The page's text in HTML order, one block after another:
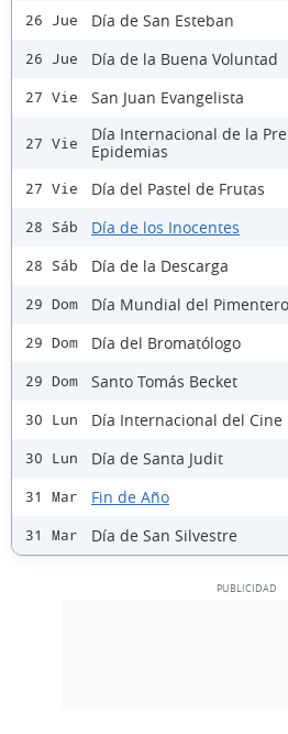
26 Jue Día de San Esteban
26 Jue Día de la Buena Voluntad
27 Vie San Juan Evangelista
27 Vie
Día Internacional de la
Epidemias
27 Vie Día del Pastel de Frutas
28 Sáb Día de los Inocentes
28 Sáb Día de la Descarga
29 Dom Día Mundial del Pimentero
29 Dom Día del Bromatólogo
29 Dom Santo Tomás Becket
30 Lun Día Internacional del Cine
30 Lun Día de Santa Judit
31 Mar Fin de Año
31 Mar Día de San Silvestre